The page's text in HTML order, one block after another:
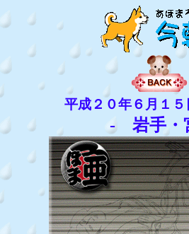
平成２０年６月１５
- 岩手・